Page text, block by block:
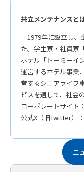
共立メンテナンスと
1979年に設立し、
た。学生寮・社員寮
ホテル「ドーミーイ
運営するホテル事業
営するシニアライフ
ビスを通して、社会
コーポレートサイト：
公式X（旧Twitter）：
ニ